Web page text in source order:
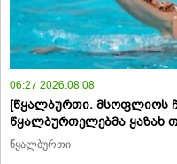
06:27 2026.08.08
[წყალბურთი. მსოფლიოს
წყალბურთელებმა ყაზახ
წყალბურთი